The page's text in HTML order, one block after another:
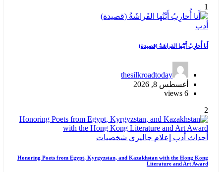
1
أدب
أَنا أُحارِبُ أَيَّتُها الفَراشَةُ (قصيدة)
thesilkroadtoday
أغسطس 8, 2026
6 views
2
أحداث أدب إعلام جاليري شخصيات
Honoring Poets from Egypt, Kyrgyzstan, and Kazakhstan with the Hong Kong
Literature and Art Award